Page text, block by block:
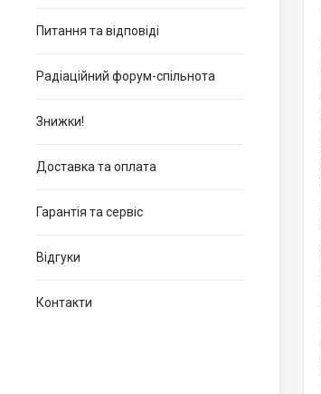
Питання та відповіді
Радіаційний форум-спільнота
Знижки!
Доставка та оплата
Гарантія та сервіс
Відгуки
Контакти